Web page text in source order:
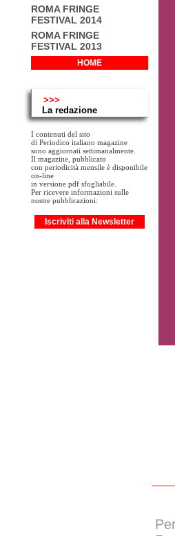
ROMA FRINGE
FESTIVAL 2014
ROMA FRINGE
FESTIVAL 2013
HOME
>>>
La redazione
I contenuti del sito
di Periodico italiano magazine
sono aggiornati settimanalmente.
Il magazine, pubblicato
con periodicità mensile è disponibile
on-line
in versione pdf sfogliabile.
Per ricevere informazioni sulle
nostre pubblicazioni:
Iscriviti alla Newsletter